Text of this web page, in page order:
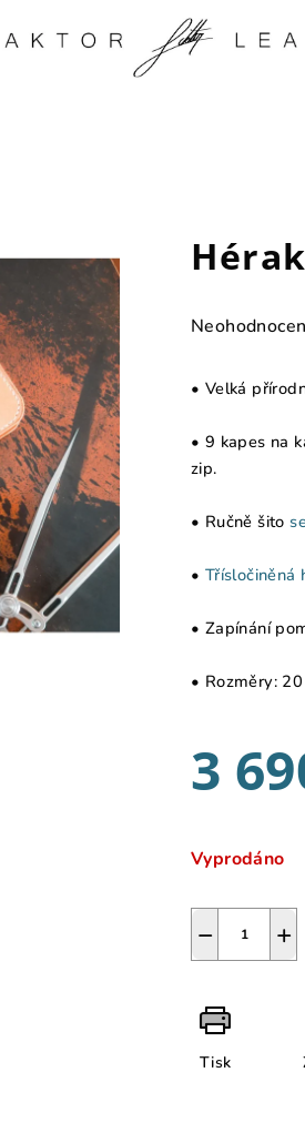
Průměrné
produktu
0,0
z
hvězdiček.
• Velká
• 9 kapes na
zip.
• Ručně šito
• Třísločiněná
• Zapínání
• Rozměry:
3
cena:
Vyprodáno
+
−
Tisk